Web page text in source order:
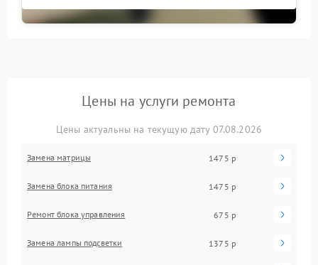
Цены на услуги ремонта
Цены актуальны на текущую дату 07.08.2026
Замена матрицы 1475 р
Замена блока питания 1475 р
Ремонт блока управления 675 р
Замена лампы подсветки 1375 р